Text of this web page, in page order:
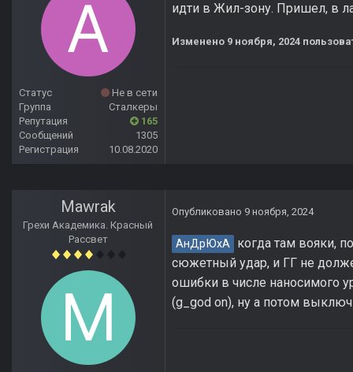
Статус
Не в сети
Группа
Сталкеры
Репутация
165
Сообщений
1305
Регистрация
10.08.2020
идти в Жил-зону. Пришел, в
Изменено 9 ноября, 2024
Mawrak
Грехи Академика. Красный
Рассвет
Опубликовано 9 ноября, 2024
АнДрЮхА когда там вояки,
сюжетный удар, и ГГ не
ошибки в числе наносимого
(g_god on), ну а потом